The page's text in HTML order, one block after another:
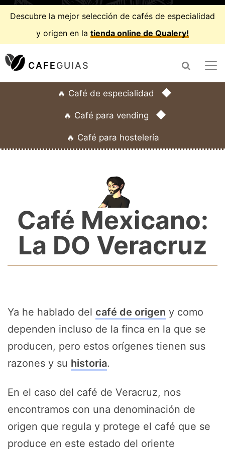
Descubre la mejor selección de cafés de especialidad
y origen en la tienda online de Qualery!
CAFEGUIAS
🔥 Café de especialidad ◆
🔥 Café para vending ◆
🔥 Café para hostelería
Café Mexicano:
La DO Veracruz
Ya he hablado del café de origen y como
dependen incluso de la finca en la que se
producen, pero estos orígenes tienen sus
razones y su historia.
En el caso del café de Veracruz, nos
encontramos con una denominación de
origen que regula y protege el café que se
produce en este estado del oriente